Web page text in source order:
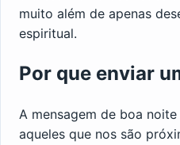
muito além de apenas
espiritual.
Por que enviar
A mensagem de boa
aqueles que nos são